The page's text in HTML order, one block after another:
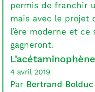
permis de franchir
mais avec le projet
l’ère moderne et
gagneront.
4 avril 2019
Par Bertrand Bolduc